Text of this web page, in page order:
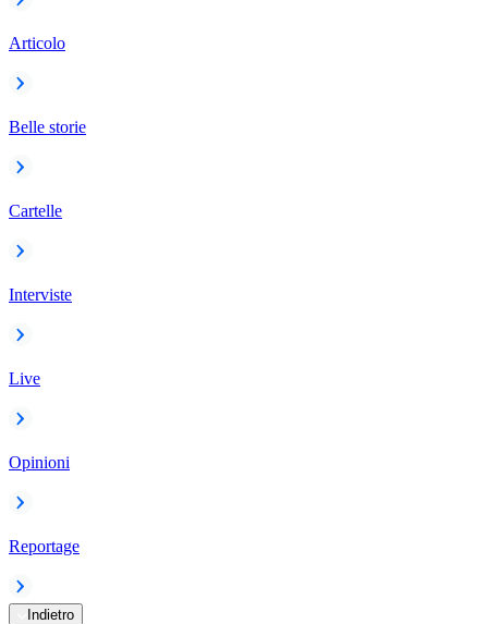
Articolo
Belle storie
Cartelle
Interviste
Live
Opinioni
Reportage
Indietro